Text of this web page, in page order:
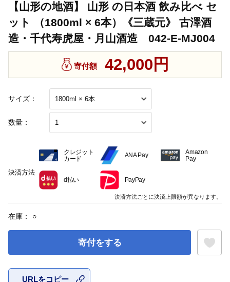
【山形の地酒】 山形 の日本酒 飲み比べ セ
ット （1800ml × 6本）《三蔵元》 古澤酒
造・千代寿虎屋・月山酒造 042-E-MJ004
サイズ：
数量：
寄付額 42,000円
在庫： ○
寄付をする
URLをコピー
決済方法
クレジット
カード
ANA Pay
Amazon
Pay
d払い PayPay
決済方法ごとに決済上限額が異なります。